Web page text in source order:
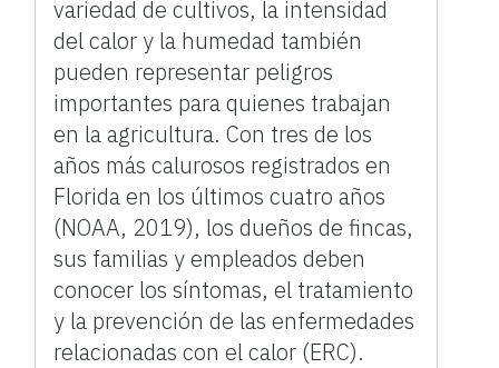
variedad de cultivos, la intensidad
del calor y la humedad también
pueden representar peligros
importantes para quienes trabajan
en la agricultura. Con tres de los
años más calurosos registrados en
Florida en los últimos cuatro años
(NOAA, 2019), los dueños de fincas,
sus familias y empleados deben
conocer los síntomas, el tratamiento
y la prevención de las enfermedades
relacionadas con el calor (ERC).